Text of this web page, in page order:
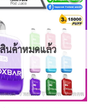
Add
to
wishlist
สินค้าหมดแล้ว